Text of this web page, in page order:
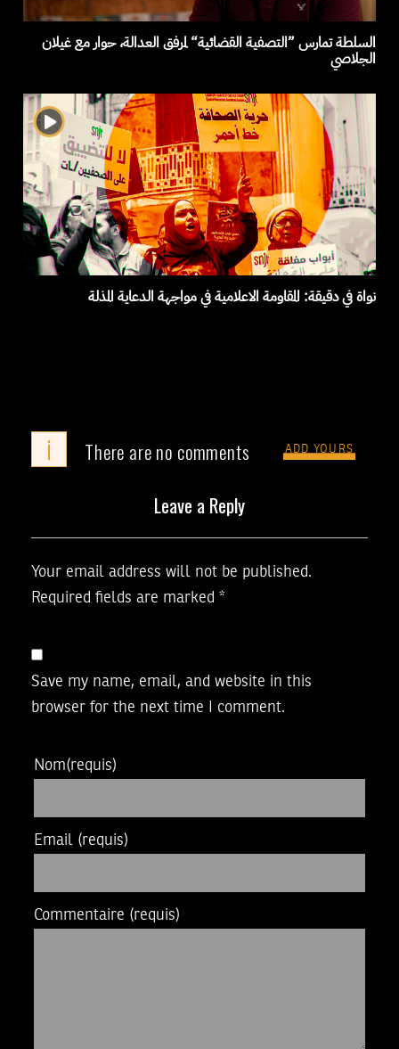
السلطة تمارس ”التصفية القضائية“ لمرفق العدالة، حوار مع غيلان
الجلاصي
نواة في دقيقة: المقاومة الاعلامية في مواجهة الدعاية المذلة
i There are no comments ADD YOURS
Leave a Reply
Your email address will not be published.
Required fields are marked *
Save my name, email, and website in this
browser for the next time I comment.
Nom(requis)
Email (requis)
Commentaire (requis)